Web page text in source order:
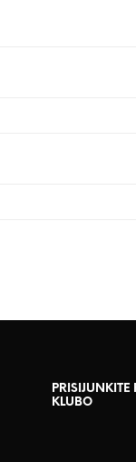
PRISIJUNKITE
KLUBO